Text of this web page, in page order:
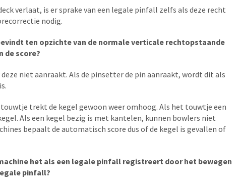
verlaat, is er sprake van een legale pinfall zelfs als deze recht
nodig.
ten opzichte van de normale verticale rechtopstaande
de score?
niet aanraakt. Als de pinsetter de pin aanraakt, wordt dit als
trekt de kegel gewoon weer omhoog. Als het touwtje een
Als een kegel bezig is met kantelen, kunnen bowlers niet
bepaalt de automatisch score dus of de kegel is gevallen of
het als een legale pinfall registreert door het bewegen
pinfall?